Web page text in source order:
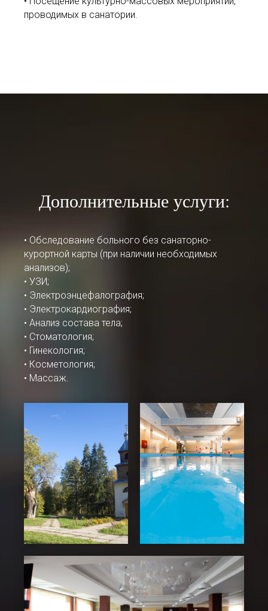
проводимых в санатории.
Дополнительные услуги:
• Обследование больного без санаторно-
курортной карты (при наличии необходимых
анализов);
• УЗИ;
• Электроэнцефалография;
• Электрокардиография;
• Анализ состава тела;
• Стоматология;
• Гинекология;
• Косметология;
• Массаж.